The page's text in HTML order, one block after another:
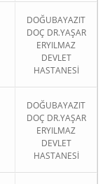
DOĞUBAYAZIT
DOÇ DR.YAŞAR
ERYILMAZ
DEVLET
HASTANESİ
DOĞUBAYAZIT
DOÇ DR.YAŞAR
ERYILMAZ
DEVLET
HASTANESİ